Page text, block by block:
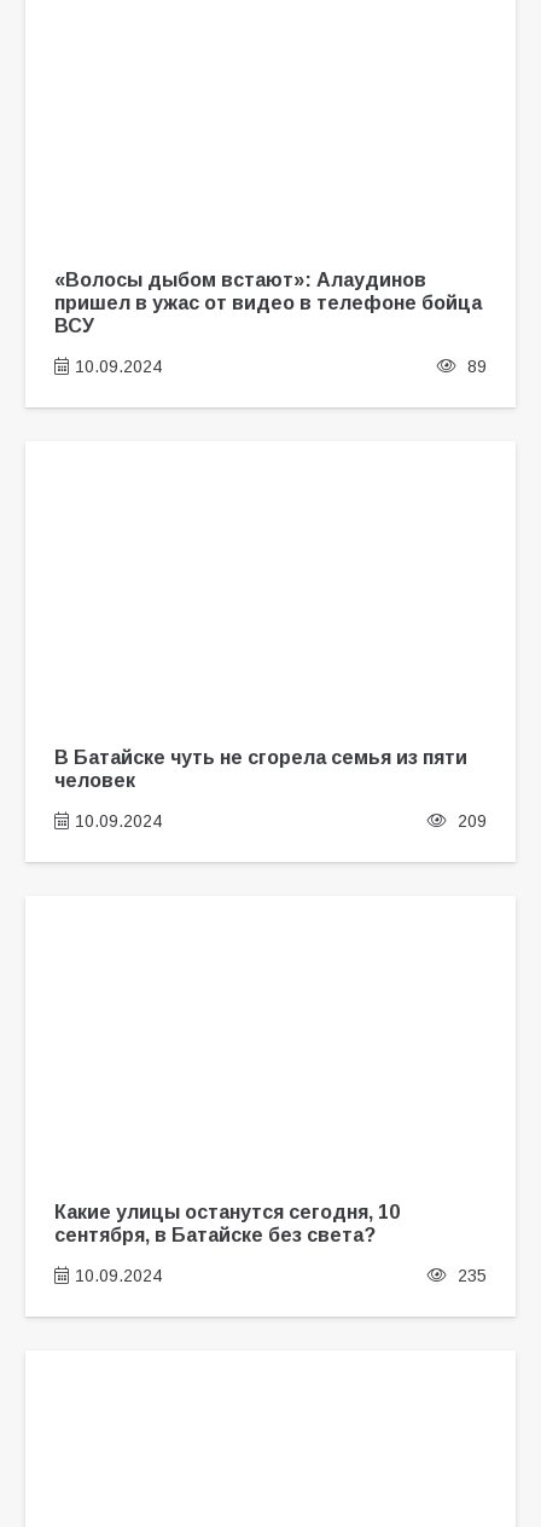
«Волосы дыбом встают»: Алаудинов
пришел в ужас от видео в телефоне бойца
ВСУ
10.09.2024 89
В Батайске чуть не сгорела семья из пяти
человек
10.09.2024 209
Какие улицы останутся сегодня, 10
сентября, в Батайске без света?
10.09.2024 235